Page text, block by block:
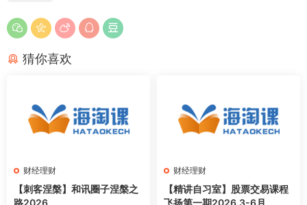
猜你喜欢
财经理财
【刺客涅槃】和讯圈子涅槃之
财经理财
【精讲自习室】股票交易课程